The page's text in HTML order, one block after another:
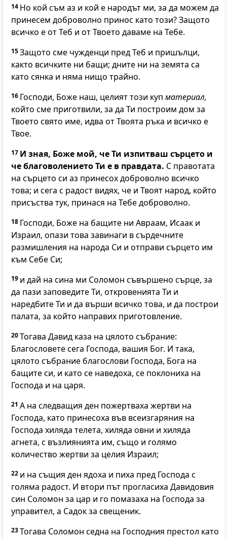
14 Но кой съм аз и кой е народът ми, за да можем да
принесем доброволно принос като този? Защото
всичко е от Теб и от Твоето даваме на Тебе.
15Защото сме чужденци пред Теб и пришълци,
както всичките ни бащи; дните ни на земята са
като сянка и няма нищо трайно.
16 Господи, Боже наш, целият този куп материал,
който сме приготвили, за да Ти построим дом за
Твоето свято име, идва от Твоята ръка и всичко е
Твое.
17 И зная, Боже мой, че Ти изпитваш сърцето и
че благоволението Ти е в правдата. С правотата
на сърцето си аз принесох доброволно всичко
това; и сега с радост видях, че и Твоят народ, който
присъства тук, принася на Тебе доброволно.
18 Господи, Боже на бащите ни Авраам, Исаак и
Израил, опази това завинаги в сърдечните
размишления на народа Си и отправи сърцето им
към Себе Си;
19 и дай на сина ми Соломон съвършено сърце, за
да пази заповедите Ти, откровенията Ти и
наредбите Ти и да върши всичко това, и да построи
палата, за който направих приготовление.
20Тогава Давид каза на цялото събрание:
Благословете сега Господа, вашия Бог. И така,
цялото събрание благослови Господа, Бога на
бащите си, и като се наведоха, се поклониха на
Господа и на царя.
21 А на следващия ден пожертваха жертви на
Господа, като принесоха във всеизгаряния на
Господа хиляда телета, хиляда овни и хиляда
агнета, с възлиянията им, също и голямо
количество жертви за целия Израил;
22 и на същия ден ядоха и пиха пред Господа с
голяма радост. И втори път прогласиха Давидовия
син Соломон за цар и го помазаха на Господа за
управител, а Садок за свещеник.
23Тогава Соломон седна на Господния престол като